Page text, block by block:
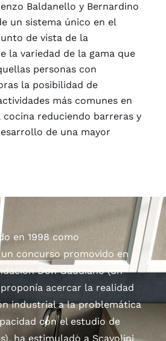
Baldanello y Bernardino
un sistema único en el
de vista de la
la variedad de la gama que
personas con
la posibilidad de
más comunes en
cocina reduciendo barreras y
de una mayor
en 1998 como
concurso promovido en
Don Gaudiano (un
acercar la realidad
industrial a la problemática
con el estudio de
ha estimulado a Scavolini